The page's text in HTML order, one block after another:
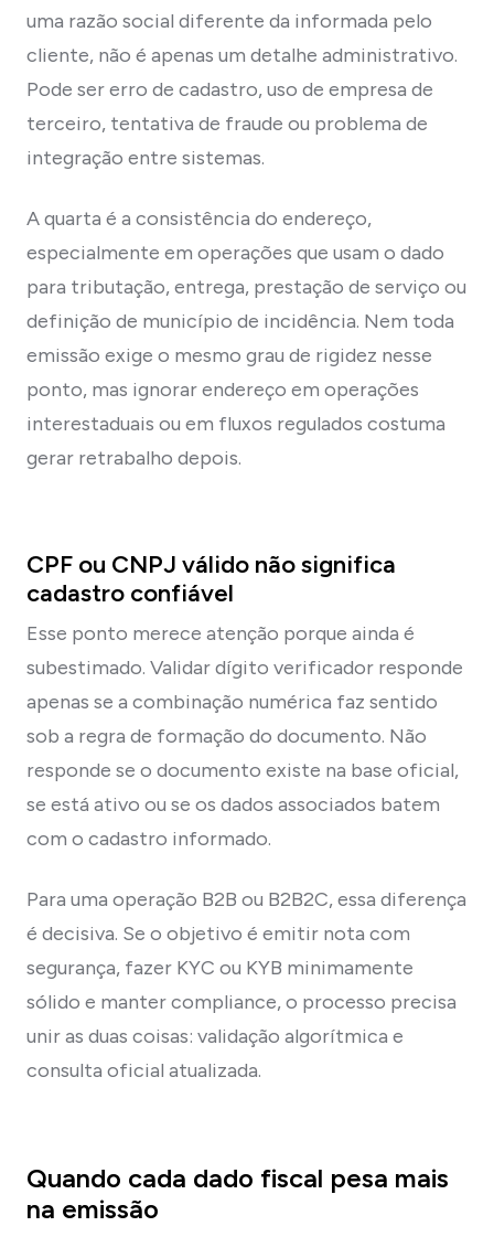
uma razão social diferente da informada pelo
cliente, não é apenas um detalhe administrativo.
Pode ser erro de cadastro, uso de empresa de
terceiro, tentativa de fraude ou problema de
integração entre sistemas.
A quarta é a consistência do endereço,
especialmente em operações que usam o dado
para tributação, entrega, prestação de serviço ou
definição de município de incidência. Nem toda
emissão exige o mesmo grau de rigidez nesse
ponto, mas ignorar endereço em operações
interestaduais ou em fluxos regulados costuma
gerar retrabalho depois.
CPF ou CNPJ válido não significa
cadastro confiável
Esse ponto merece atenção porque ainda é
subestimado. Validar dígito verificador responde
apenas se a combinação numérica faz sentido
sob a regra de formação do documento. Não
responde se o documento existe na base oficial,
se está ativo ou se os dados associados batem
com o cadastro informado.
Para uma operação B2B ou B2B2C, essa diferença
é decisiva. Se o objetivo é emitir nota com
segurança, fazer KYC ou KYB minimamente
sólido e manter compliance, o processo precisa
unir as duas coisas: validação algorítmica e
consulta oficial atualizada.
Quando cada dado fiscal pesa mais
na emissão